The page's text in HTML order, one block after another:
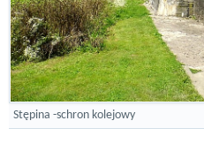
Stępina -schron kolejowy